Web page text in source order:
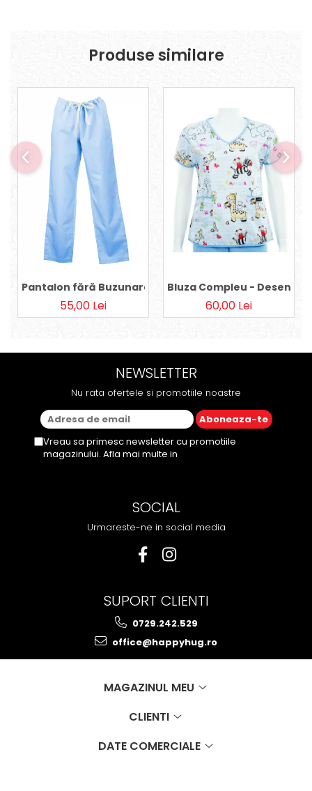
Produse similare
Pantalon fără Buzunare - Bleu 36
55,00 Lei
Bluza Compleu - Desene
60,00 Lei
NEWSLETTER
Nu rata ofertele si promotiile noastre
Vreau sa primesc newsletter cu promotiile
magazinului. Afla mai multe in
SOCIAL
Urmareste-ne in social media
SUPORT CLIENTI
0729.242.529
office@happyhug.ro
MAGAZINUL MEU
CLIENTI
DATE COMERCIALE